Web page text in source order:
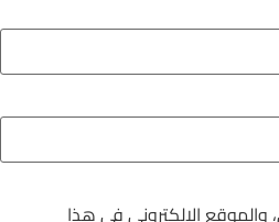
والموقع الإلكتروني في هذا